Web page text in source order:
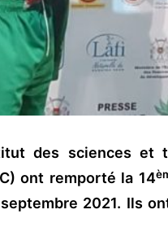
des sciences et
ont remporté la 14
2021. Ils